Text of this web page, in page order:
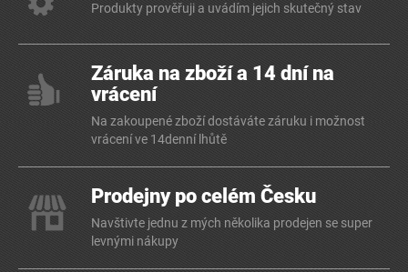
Produkty prověřuji a uvádím jejich skutečný stav
Záruka na zboží a 14 dní na
vrácení
Na zakoupené zboží dostáváte záruku i možnost
vrácení ve 14denní lhůtě
Prodejny po celém Česku
Navštivte jednu z mých několika prodejen se super
levnými nákupy